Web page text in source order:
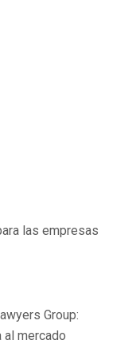
las empresas
Group:
al mercado